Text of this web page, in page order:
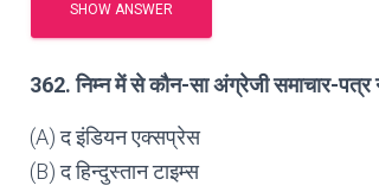
SHOW ANSWER
362. निम्न में से कौन-सा अंग्रेजी समाचार-पत्र
(A) द इंडियन एक्सप्रेस
(B) द हिन्दुस्तान टाइम्स